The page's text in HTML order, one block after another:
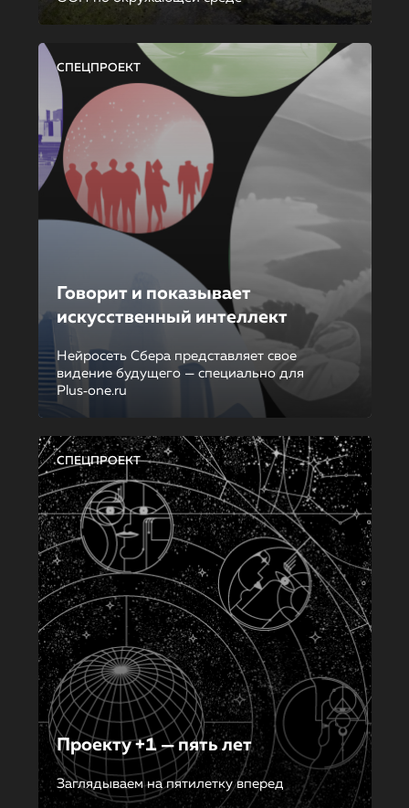
СПЕЦПРОЕКТ
Говорит и показывает
искусственный интеллект
Нейросеть Сбера представляет свое
видение будущего — специально для
Plus‑one.ru
СПЕЦПРОЕКТ
Проекту +1 — пять лет
Заглядываем на пятилетку вперед